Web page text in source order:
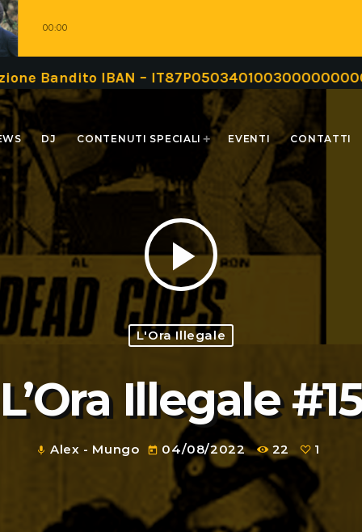
00:00
– IT87P0503401003000000000999
DJ CONTENUTI SPECIALI EVENTI CONTATTI
play_arrow
L'Ora Illegale
L’Ora Illegale #15
mic Alex - Mungo today 04/08/2022 22 1